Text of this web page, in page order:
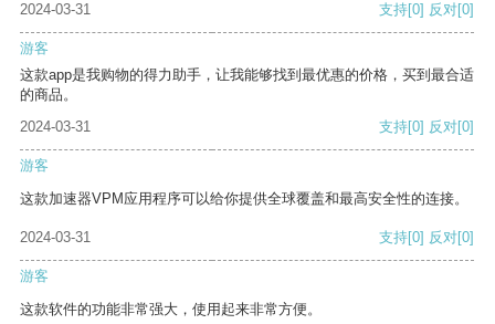
2024-03-31 支持[0] 反对[0]
游客
这款app是我购物的得力助手，让我能够找到最优惠的价格，买到最合适
的商品。
2024-03-31
支持[0] 反对[0]
游客
这款加速器VPM应用程序可以给你提供全球覆盖和最高安全性的连接。
2024-03-31 支持[0] 反对[0]
游客
这款软件的功能非常强大，使用起来非常方便。